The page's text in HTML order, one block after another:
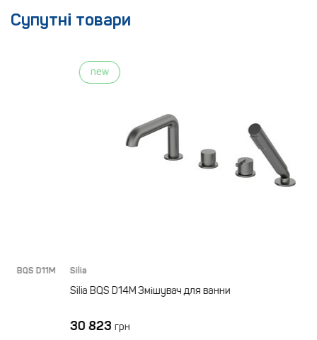
Супутні товари
Silia
Silia BQS D14M Змішувач для ванни
30 823грн